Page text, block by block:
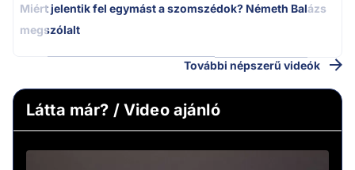
Miért jelentik fel egymást a szomszédok? Németh Balázs
megszólalt
További népszerű videók
Látta már? / Video ajánló